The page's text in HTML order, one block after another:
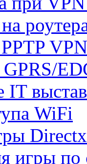
IT
WiFi
игры по